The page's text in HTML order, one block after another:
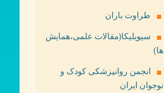
طراوت باران
سیویلیکا(مقالات علمی،همایش
ها)
انجمن روانپزشکی کودک و
نوجوان ایران